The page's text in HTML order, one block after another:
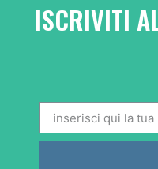
ISCRIVITI